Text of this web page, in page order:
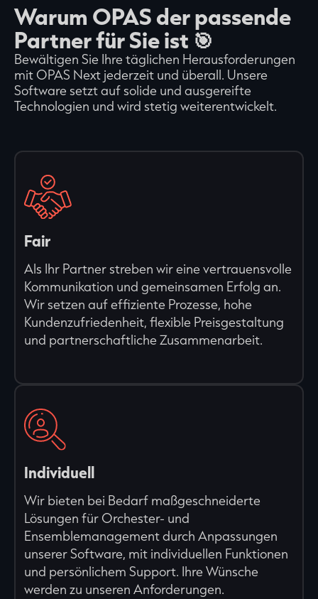
Warum OPAS der passende
Partner für Sie ist 🎯
Bewältigen Sie Ihre täglichen Herausforderungen
mit OPAS Next jederzeit und überall. Unsere
Software setzt auf solide und ausgereifte
Technologien und wird stetig weiterentwickelt.
Fair
Als Ihr Partner streben wir eine vertrauensvolle
Kommunikation und gemeinsamen Erfolg an.
Wir setzen auf effiziente Prozesse, hohe
Kundenzufriedenheit, flexible Preisgestaltung
und partnerschaftliche Zusammenarbeit.
Individuell
Wir bieten bei Bedarf maßgeschneiderte
Lösungen für Orchester- und
Ensemblemanagement durch Anpassungen
unserer Software, mit individuellen Funktionen
und persönlichem Support. Ihre Wünsche
werden zu unseren Anforderungen.